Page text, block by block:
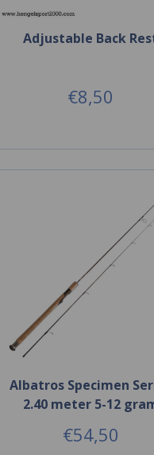
Adjustable Back
€8,50
Albatros Specimen
2.40 meter 5-12
€54,50